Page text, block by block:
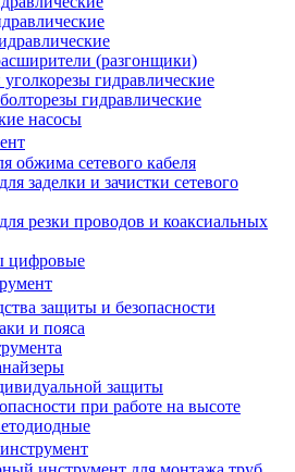
(разгонщики)
гидравлические
гидравлические
насосы
обжима сетевого кабеля
заделки и зачистки сетевого
резки проводов и коаксиальных
цифровые
защиты и безопасности
и пояса
защиты
при работе на высоте